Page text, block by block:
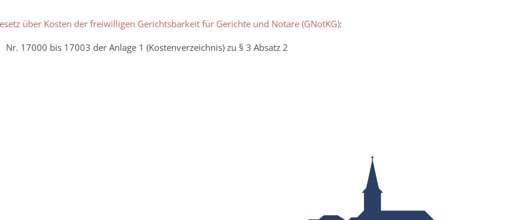
über Kosten der freiwilligen Gerichtsbarkeit für Gerichte und Notare (GNotKG):
Nr. 17000 bis 17003 der Anlage 1 (Kostenverzeichnis) zu § 3 Absatz 2